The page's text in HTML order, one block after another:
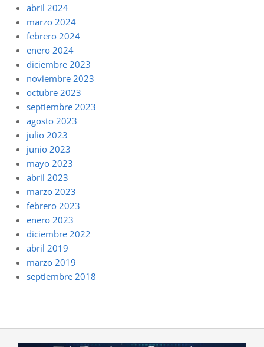
abril 2024
marzo 2024
febrero 2024
enero 2024
diciembre 2023
noviembre 2023
octubre 2023
septiembre 2023
agosto 2023
julio 2023
junio 2023
mayo 2023
abril 2023
marzo 2023
febrero 2023
enero 2023
diciembre 2022
abril 2019
marzo 2019
septiembre 2018